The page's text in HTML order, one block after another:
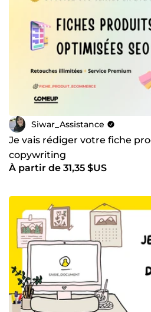
Siwar_Assistance
Je vais rédiger votre fiche
copywriting
À partir de 31,35 $US